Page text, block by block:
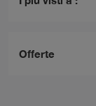
Offerte